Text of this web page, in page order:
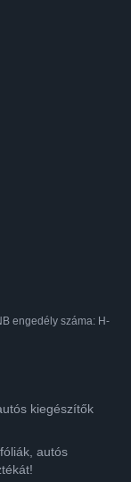
engedély száma: H-
kiegészítők
autós